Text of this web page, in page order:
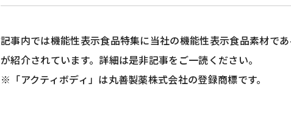
記事内では機能性表示食品特集に当社の機能性表示食品素材であ
が紹介されています。詳細は是非記事をご一読ください。
※「アクティボディ」は丸善製薬株式会社の登録商標です。